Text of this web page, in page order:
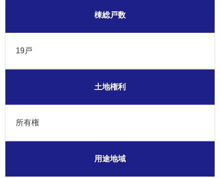
棟総戸数
19戸
土地権利
所有権
用途地域